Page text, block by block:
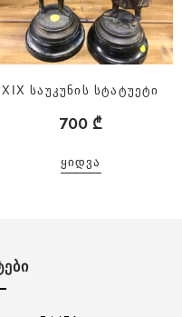
XIX საუკუნის სტატუეტი
700 ₾
ᲧᲘᲓᲕᲐ